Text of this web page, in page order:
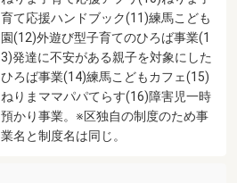
育て応援ハンドブック(11)練馬こども
園(12)外遊び型子育てのひろば事業(1
3)発達に不安がある親子を対象にした
ひろば事業(14)練馬こどもカフェ(15)
ねりまママパパてらす(16)障害児一時
預かり事業。※区独自の制度のため事
業名と制度名は同じ。